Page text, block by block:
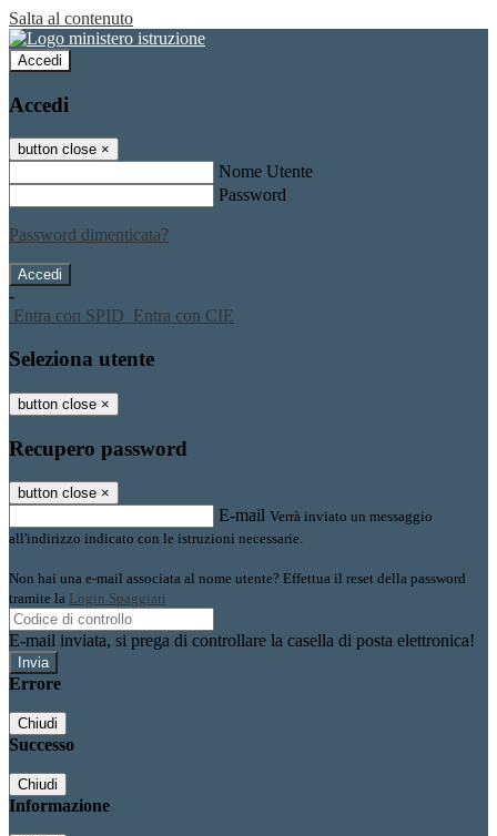
Salta al contenuto
Accedi
Accedi
button close ×
Nome Utente
Password
Password dimenticata?
-
Entra con SPID Entra con CIE
Seleziona utente
button close ×
Recupero password
button close ×
E-mail Verrà inviato un messaggio
all'indirizzo indicato con le istruzioni necessarie.
Non hai una e-mail associata al nome utente? Effettua il reset della password
tramite la Login Spaggiari
E-mail inviata, si prega di controllare la casella di posta elettronica!
Errore
Chiudi
Successo
Chiudi
Informazione